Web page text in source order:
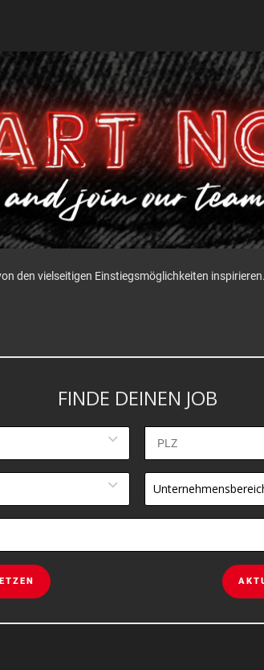
den vielseitigen Einstiegsmöglichkeiten
FINDE DEINEN JOB